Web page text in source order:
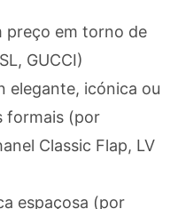
preço em torno de
GUCCI)
elegante, icónica ou
formais (por
Classic Flap, LV
espaçosa (por